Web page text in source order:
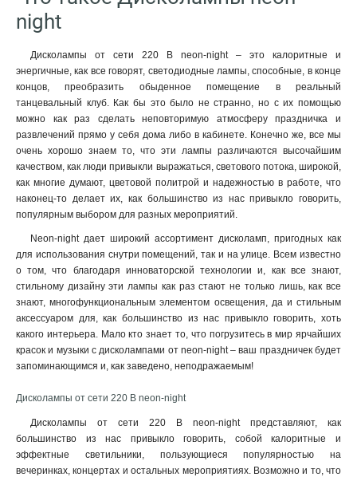
night
Дисколампы от сети 220 В neon-night – это калоритные и
энергичные, как все говорят, светодиодные лампы, способные, в конце
концов, преобразить обыденное помещение в реальный
танцевальный клуб. Как бы это было не странно, но с их помощью
можно как раз сделать неповторимую атмосферу праздничка и
развлечений прямо у себя дома либо в кабинете. Конечно же, все мы
очень хорошо знаем то, что эти лампы различаются высочайшим
качеством, как люди привыкли выражаться, светового потока, широкой,
как многие думают, цветовой политрой и надежностью в работе, что
наконец-то делает их, как большинство из нас привыкло говорить,
популярным выбором для разных мероприятий.
Neon-night дает широкий ассортимент дисколамп, пригодных как
для использования снутри помещений, так и на улице. Всем известно
о том, что благодаря инноваторской технологии и, как все знают,
стильному дизайну эти лампы как раз стают не только лишь, как все
знают, многофункциональным элементом освещения, да и стильным
аксессуаром для, как большинство из нас привыкло говорить, хоть
какого интерьера. Мало кто знает то, что погрузитесь в мир ярчайших
красок и музыки с дисколампами от neon-night – ваш праздничек будет
запоминающимся и, как заведено, неподражаемым!
Дисколампы от сети 220 В neon-night
Дисколампы от сети 220 В neon-night представляют, как
большинство из нас привыкло говорить, собой калоритные и
эффектные светильники, пользующиеся популярностью на
вечеринках, концертах и остальных мероприятиях. Возможно и то, что